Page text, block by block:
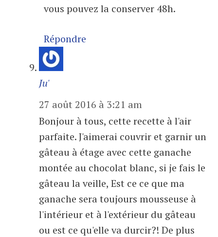
vous pouvez la conserver 48h.
Répondre
Ju'
27 août 2016 à 3:21 am
Bonjour à tous, cette recette à l'air
parfaite. J'aimerai couvrir et garnir un
gâteau à étage avec cette ganache
montée au chocolat blanc, si je fais le
gâteau la veille, Est ce ce que ma
ganache sera toujours mousseuse à
l'intérieur et à l'extérieur du gâteau
ou est ce qu'elle va durcir?! De plus